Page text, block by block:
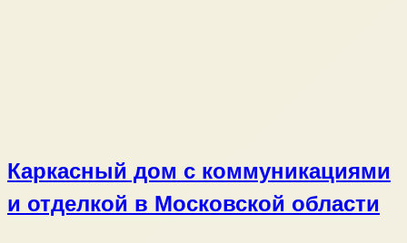
Каркасный дом с коммуникациями
и отделкой в Московской области